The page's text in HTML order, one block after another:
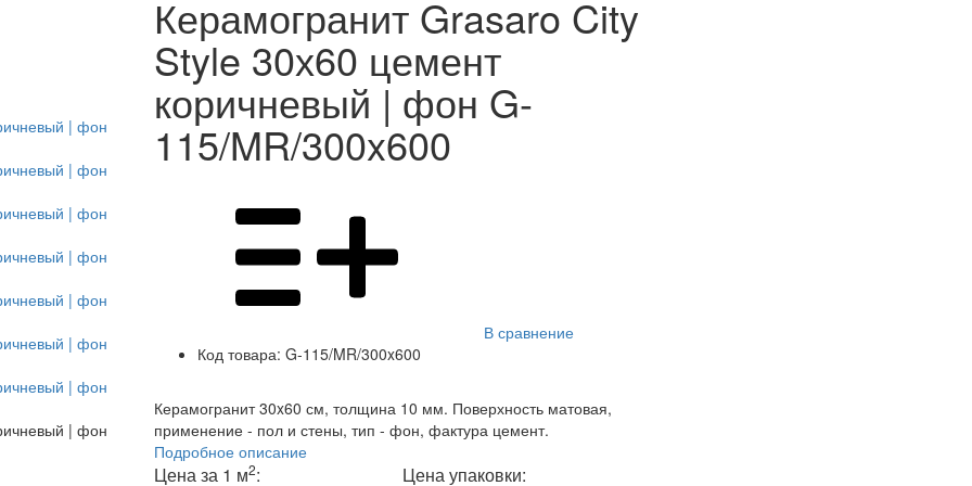
Керамогранит Grasaro City
Style 30х60 цемент
коричневый | фон G-
115/MR/300x600
В сравнение
Код товара: G-115/MR/300x600
Керамогранит 30x60 см, толщина 10 мм. Поверхность матовая,
применение - пол и стены, тип - фон, фактура цемент.
Подробное описание
Цена за 1 м2: Цена упаковки: